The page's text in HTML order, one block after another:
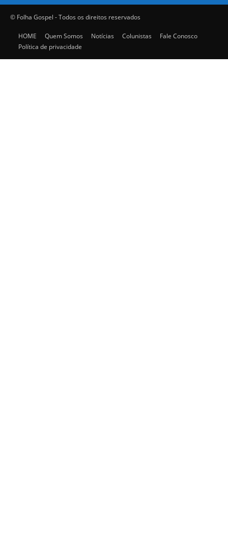
© Folha Gospel - Todos os direitos reservados
HOME Quem Somos Notícias Colunistas
Fale Conosco
Política de privacidade